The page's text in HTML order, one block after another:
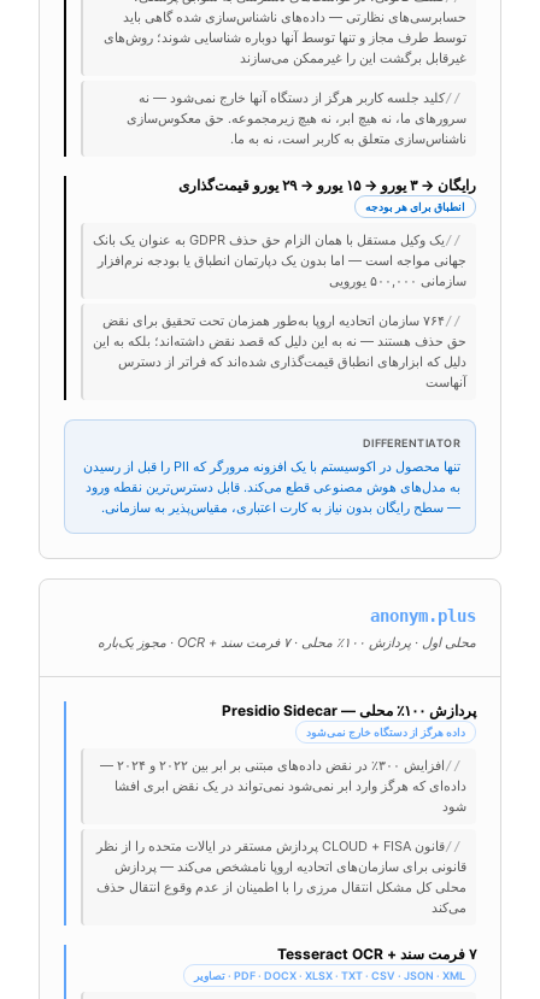
حسابرسی‌های نظارتی — داده‌های ناشناس‌سازی شده گاهی باید
توسط طرف مجاز و تنها توسط آنها دوباره شناسایی شوند؛ روش‌های
غیرقابل برگشت این را غیرممکن می‌سازند
//کلید جلسه کاربر هرگز از دستگاه آنها خارج نمی‌شود — نه
سرورهای ما، نه هیچ ابر، نه هیچ زیرمجموعه. حق معکوس‌سازی
ناشناس‌سازی متعلق به کاربر است، نه به ما.
رایگان → ۳ یورو → ۱۵ یورو → ۲۹ یورو قیمت‌گذاری
انطباق برای هر بودجه
//
یک وکیل مستقل با همان الزام حق حذف GDPR به عنوان یک بانک
جهانی مواجه است — اما بدون یک دپارتمان انطباق یا بودجه نرم‌افزار
سازمانی ۵۰۰,۰۰۰ یورویی
//
۷۶۴ سازمان اتحادیه اروپا به‌طور همزمان تحت تحقیق برای نقض
حق حذف هستند — نه به این دلیل که قصد نقض داشته‌اند؛ بلکه به این
دلیل که ابزارهای انطباق قیمت‌گذاری شده‌اند که فراتر از دسترس
آنهاست
DIFFERENTIATOR
تنها محصول در اکوسیستم با یک افزونه مرورگر که PII را قبل از رسیدن
به مدل‌های هوش مصنوعی قطع می‌کند. قابل دسترس‌ترین نقطه ورود
— سطح رایگان بدون نیاز به کارت اعتباری، مقیاس‌پذیر به سازمانی.
anonym.plus
محلی اول · پردازش ۱۰۰٪ محلی · ۷ فرمت سند + OCR · مجوز یک‌باره
پردازش ۱۰۰٪ محلی — Presidio Sidecar
داده هرگز از دستگاه خارج نمی‌شود
//
افزایش ۳۰۰٪ در نقض داده‌های مبتنی بر ابر بین ۲۰۲۲ و ۲۰۲۴ —
داده‌ای که هرگز وارد ابر نمی‌شود نمی‌تواند در یک نقض ابری افشا
شود
//
قانون CLOUD + FISA پردازش مستقر در ایالات متحده را از نظر
قانونی برای سازمان‌های اتحادیه اروپا نامشخص می‌کند — پردازش
محلی کل مشکل انتقال مرزی را با اطمینان از عدم وقوع انتقال حذف
می‌کند
۷ فرمت سند + Tesseract OCR
PDF · DOCX · XLSX · TXT · CSV · JSON · XML · تصاویر